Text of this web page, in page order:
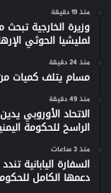
منذ 19 دقيقة
وزيرة الخارجية
لمليشيا الحوثي
منذ 24 دقيقة
مسام يتلف كميات
منذ 49 دقيقة
الاتحاد الأوروبي
الراسخ للحكومة
منذ 3 ساعات
السفارة اليابانية
دعمها الكامل